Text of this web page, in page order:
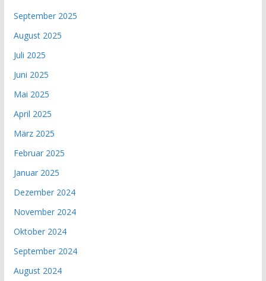
September 2025
August 2025
Juli 2025
Juni 2025
Mai 2025
April 2025
März 2025
Februar 2025
Januar 2025
Dezember 2024
November 2024
Oktober 2024
September 2024
August 2024